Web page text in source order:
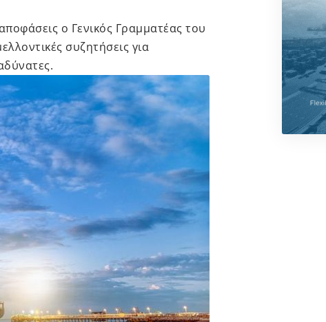
ο Γενικός Γραμματέας του
συζητήσεις για